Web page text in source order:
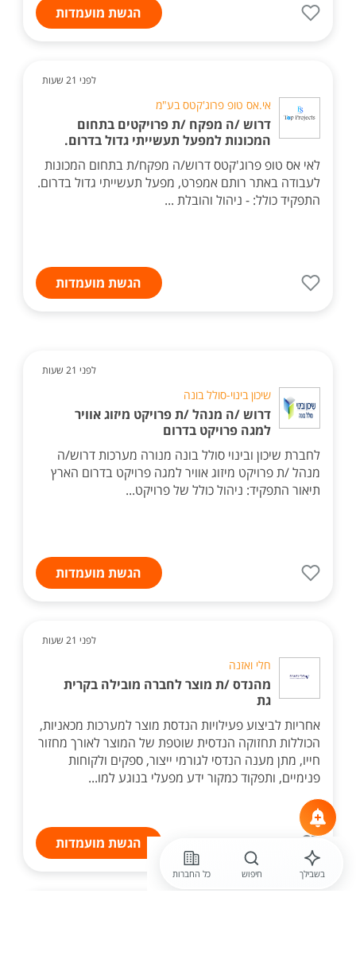
הגשת מועמדות
לפני 21 שעות
אי.אס טופ פרוג'קטס בע"מ
דרוש /ה מפקח /ת פרויקטים בתחום
המכונות למפעל תעשייתי גדול בדרום.
לאי אס טופ פרוג'קטס דרוש/ה מפקח/ת בתחום המכונות
לעבודה באתר רותם אמפרט, מפעל תעשייתי גדול בדרום.
התפקיד כולל: - ניהול והובלת ...
הגשת מועמדות
לפני 21 שעות
שיכון בינוי-סולל בונה
דרוש /ה מנהל /ת פרויקט מיזוג אוויר
למגה פרויקט בדרום
לחברת שיכון ובינוי סולל בונה מנורה מערכות דרוש/ה
מנהל /ת פרויקט מיזוג אוויר למגה פרויקט בדרום הארץ
תיאור התפקיד: ניהול כולל של פרויקט...
הגשת מועמדות
לפני 21 שעות
חלי ואזנה
מהנדס /ת מוצר לחברה מובילה בקרית
גת
אחריות לביצוע פעילויות הנדסת מוצר למערכות מכאניות,
הכוללות תחזוקה הנדסית שוטפת של המוצר לאורך מחזור
חייו, מתן מענה הנדסי לגורמי ייצור, ספקים ולקוחות
פנימיים, ותפקוד כמקור ידע מפעלי בנוגע למו...
הגשת מועמדות
בשבילך חיפוש כל החברות